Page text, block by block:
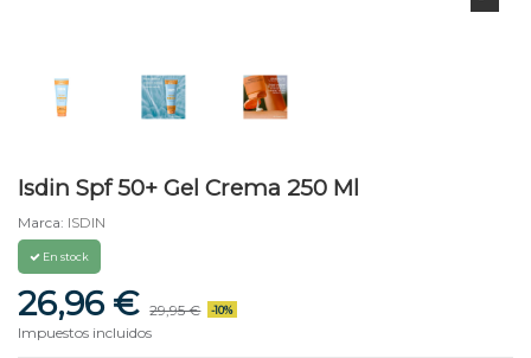
Isdin Spf 50+ Gel Crema 250 Ml
Marca: ISDIN
En stock
26,96 € 29,95 € -10%
Impuestos incluidos